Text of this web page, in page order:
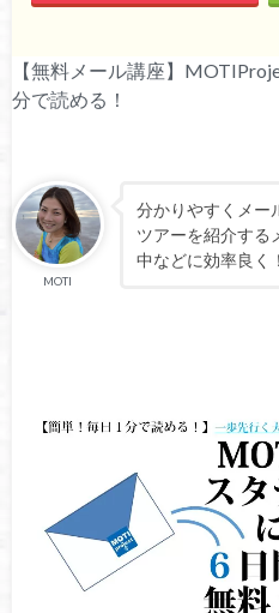
【無料メール講座】
分で読める！
MOTI
分かりやすくメ
ツアーを紹介する
中などに効率良く